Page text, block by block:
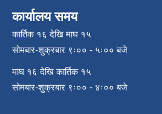
कार्यालय समय
कार्तिक १६ देखि माघ १५
सोमबार-शुक्रबार ९ः०० - ५ः०० बजे
माघ १६ देखि कार्तिक १५
सोमबार-शुक्रबार ९ः०० - ४ः०० बजे